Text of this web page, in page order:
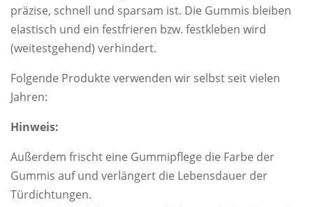
präzise, schnell und sparsam ist. Die Gummis bleiben
elastisch und ein festfrieren bzw. festkleben wird
(weitestgehend) verhindert.
Folgende Produkte verwenden wir selbst seit vielen
Jahren:
Hinweis:
Außerdem frischt eine Gummipflege die Farbe der
Gummis auf und verlängert die Lebensdauer der
Türdichtungen.